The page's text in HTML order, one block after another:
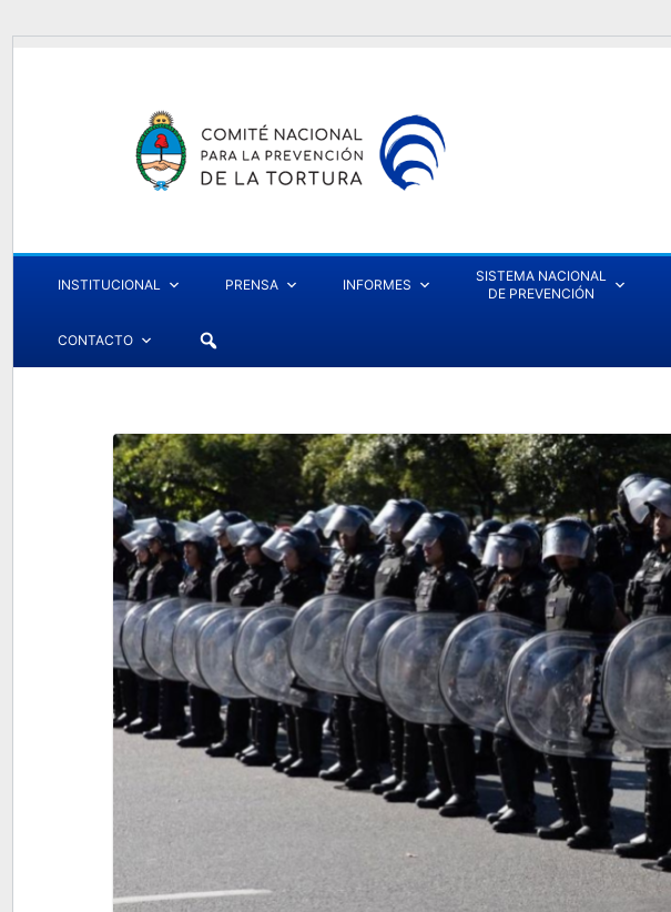
INSTITUCIONAL PRENSA INFORMES
SISTEMA NACIONAL
DE PREVENCIÓN
CONTACTO